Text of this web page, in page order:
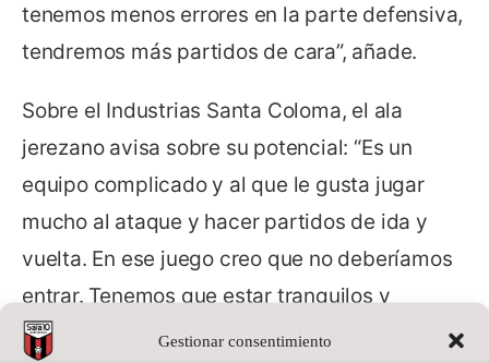
Gestionar consentimiento
tenemos menos errores en la parte defensiva,
tendremos más partidos de cara”, añade.
Sobre el Industrias Santa Coloma, el ala
jerezano avisa sobre su potencial: “Es un
equipo complicado y al que le gusta jugar
mucho al ataque y hacer partidos de ida y
vuelta. En ese juego creo que no deberíamos
entrar. Tenemos que estar tranquilos y
controlando los tiempos del partido para que